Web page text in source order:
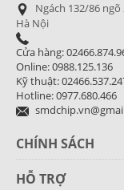
Ngách 132/86
Hà Nội
Cửa hàng:
Online: 0988.125.136
Kỹ thuật:
Hotline: 0977.680.466
CHÍNH SÁCH
HỖ TRỢ